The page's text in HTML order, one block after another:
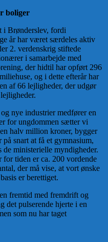
boliger
i Brønderslev, fordi
år har været særdeles aktiv
2. verdenskrig stiftede
i samarbejde med
der hidtil har opført 296
og i dette efterår har
af 66 lejligheder, der udgør
nye industrier medfører en
for ungdommen sætter vi
halv million kroner, bygger
snart at få et gymnasium,
ministerielle myndigheder.
for tiden er ca. 200 vordende
der må vise, at vort ønske
er berettiget.
fremtid med fremdrift og
pulserende hjerte i en
som nu har taget